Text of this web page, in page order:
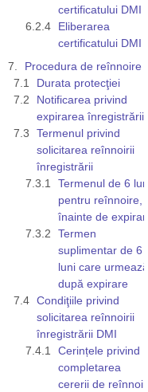
certificatului DMI
Eliberarea
certificatului DMI
Procedura de reînnoire
Durata protecţiei
Notificarea privind
expirarea înregistrării
Termenul privind
solicitarea reînnoirii
înregistrării
Termenul de 6 luni
pentru reînnoire,
înainte de expirare
Termen
suplimentar de 6
luni care urmează
după expirare
Condiţiile privind
solicitarea reînnoirii
înregistrării DMI
Cerințele privind
completarea
cererii de reînnoire